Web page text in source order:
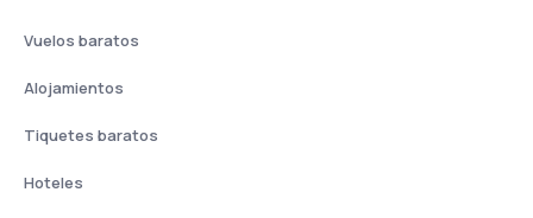
Vuelos baratos
Alojamientos
Tiquetes baratos
Hoteles